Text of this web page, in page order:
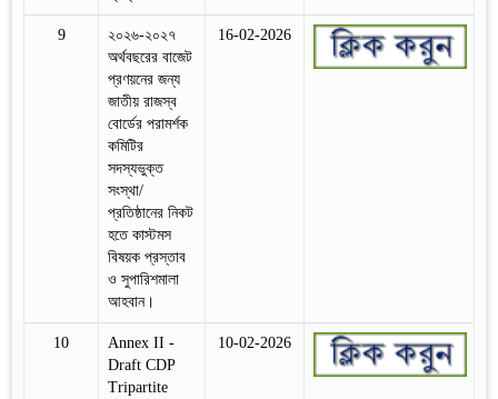
9
২০২৬-২০২৭
অর্থবছরের বাজেট
প্রণয়নের জন্য
জাতীয় রাজস্ব
বোর্ডের পরামর্শক
কমিটির
সদস্যভুক্ত
সংস্থা/
প্রতিষ্ঠানের নিকট
হতে কাস্টমস
বিষয়ক প্রস্তাব
ও সুপারিশমালা
আহবান।
16-02-2026
10
Annex II -
Draft CDP
Tripartite
10-02-2026